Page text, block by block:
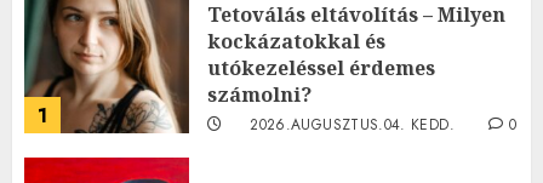
1
Tetoválás eltávolítás – Milyen
kockázatokkal és
utókezeléssel érdemes
számolni?
2026.AUGUSZTUS.04. KEDD.
0